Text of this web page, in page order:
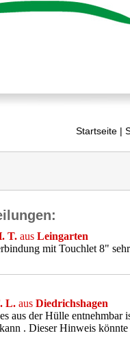
Startseite |
T. aus Leingarten
mit Touchlet 8"
L. aus Diedrichshagen
aus der Hülle entnehmbar
. Dieser Hinweis